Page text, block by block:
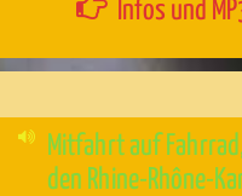
Infos und
Mitfahrt auf
den Rhine-Rhône-